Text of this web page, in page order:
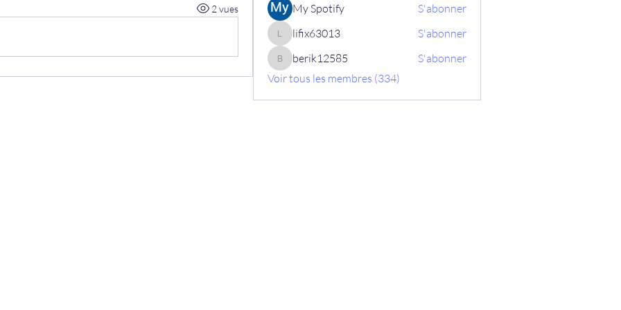
2 vues
My Spotify
S'abonner
lifix63013
lifix63013 S'abonner
berik12585
berik12585
S'abonner
Voir tous les membres (334)